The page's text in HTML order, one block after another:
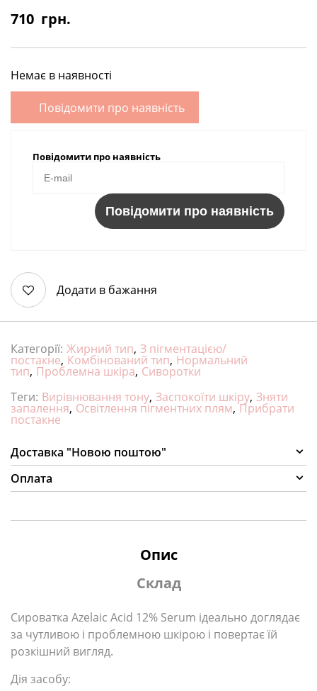
710 грн.
Немає в наявності
Повідомити про наявність
Повідомити про наявність
Повідомити про наявність
Додати в бажання
Категорії: Жирний тип, З пігментацією/
постакне, Комбінований тип, Нормальний
тип, Проблемна шкіра, Сиворотки
Теги: Вирівнювання тону, Заспокоїти шкіру, Зняти
запалення, Освітлення пігментних плям, Прибрати
постакне
Доставка "Новою поштою"
Оплата
Опис
Склад
Сироватка Azelaic Acid 12% Serum ідеально доглядає
за чутливою і проблемною шкірою і повертає їй
розкішний вигляд.
Дія засобу: